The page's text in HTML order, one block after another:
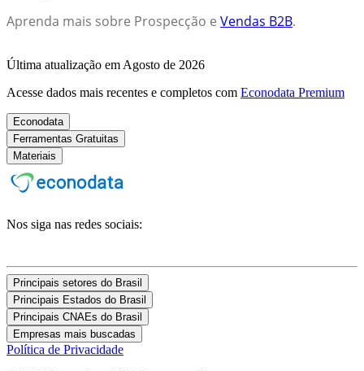
Aprenda mais sobre Prospecção e Vendas B2B.
Última atualização em Agosto de 2026
Acesse dados mais recentes e completos com Econodata Premium
Econodata
Ferramentas Gratuitas
Materiais
Nos siga nas redes sociais:
Principais setores do Brasil
Principais Estados do Brasil
Principais CNAEs do Brasil
Empresas mais buscadas
Política de Privacidade